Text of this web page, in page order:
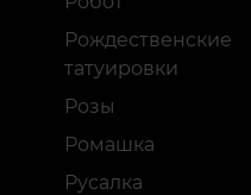
Рождественские
татуировки
Розы
Ромашка
Русалка